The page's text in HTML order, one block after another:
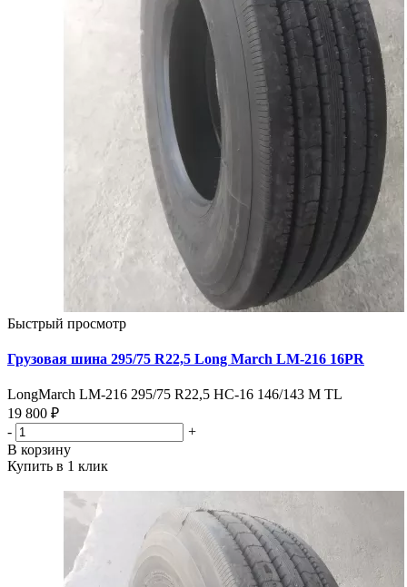
Быстрый просмотр
Грузовая шина 295/75 R22,5 Long March LM-216 16PR
LongMarch LM-216 295/75 R22,5 HC-16 146/143 M TL
19 800 ₽
-
+
В корзину
Купить в 1 клик